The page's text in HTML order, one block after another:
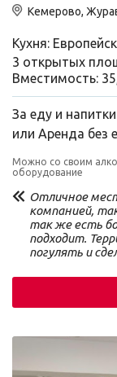
Кемерово,
Кухня:
3 открытых
Вместимость:
За еду и напитки
или Аренда без
Можно со своим
оборудование
Отличное
компанией,
так же есть
подходит.
погулять и
наслаждайся.